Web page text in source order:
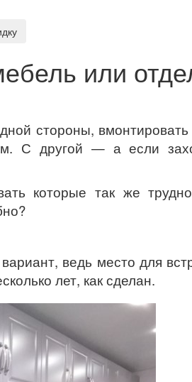
или
стороны, вмонтировать
С другой — а если
которые так же
ведь место для
лет, как сделан.